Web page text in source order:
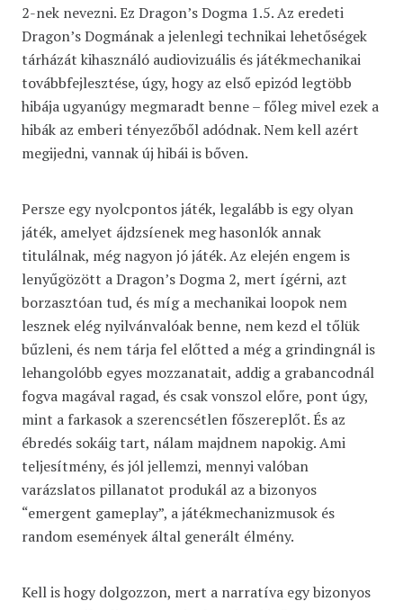
2-nek nevezni. Ez Dragon’s Dogma 1.5. Az eredeti
Dragon’s Dogmának a jelenlegi technikai lehetőségek
tárházát kihasználó audiovizuális és játékmechanikai
továbbfejlesztése, úgy, hogy az első epizód legtöbb
hibája ugyanúgy megmaradt benne – főleg mivel ezek a
hibák az emberi tényezőből adódnak. Nem kell azért
megijedni, vannak új hibái is bőven.
Persze egy nyolcpontos játék, legalább is egy olyan
játék, amelyet ájdzsíenek meg hasonlók annak
titulálnak, még nagyon jó játék. Az elején engem is
lenyűgözött a Dragon’s Dogma 2, mert ígérni, azt
borzasztóan tud, és míg a mechanikai loopok nem
lesznek elég nyilvánvalóak benne, nem kezd el tőlük
bűzleni, és nem tárja fel előtted a még a grindingnál is
lehangolóbb egyes mozzanatait, addig a grabancodnál
fogva magával ragad, és csak vonszol előre, pont úgy,
mint a farkasok a szerencsétlen főszereplőt. És az
ébredés sokáig tart, nálam majdnem napokig. Ami
teljesítmény, és jól jellemzi, mennyi valóban
varázslatos pillanatot produkál az a bizonyos
“emergent gameplay”, a játékmechanizmusok és
random események által generált élmény.
Kell is hogy dolgozzon, mert a narratíva egy bizonyos